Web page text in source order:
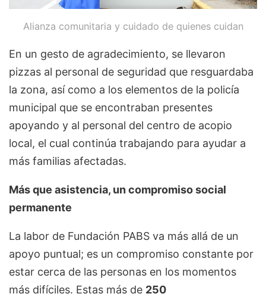
Alianza comunitaria y cuidado de quienes cuidan
En un gesto de agradecimiento, se llevaron
pizzas al personal de seguridad que resguardaba
la zona, así como a los elementos de la policía
municipal que se encontraban presentes
apoyando y al personal del centro de acopio
local, el cual continúa trabajando para ayudar a
más familias afectadas.
Más que asistencia, un compromiso social
permanente
La labor de Fundación PABS va más allá de un
apoyo puntual; es un compromiso constante por
estar cerca de las personas en los momentos
más difíciles. Estas más de 250